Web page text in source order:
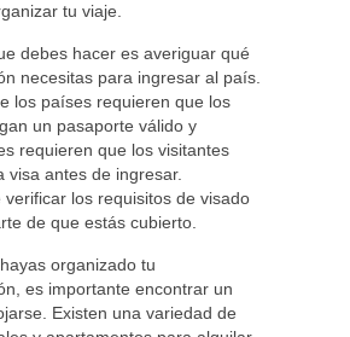
tu viaje.
debes hacer es averiguar qué
necesitas para ingresar al país.
los países requieren que los
un pasaporte válido y
requieren que los visitantes
visa antes de ingresar.
verificar los requisitos de visado
de que estás cubierto.
organizado tu
es importante encontrar un
Existen una variedad de